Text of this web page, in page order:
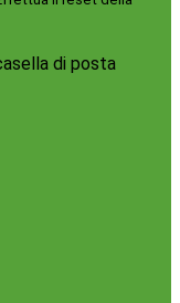
di posta